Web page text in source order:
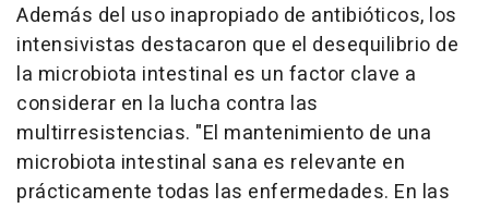
Además del uso inapropiado de antibióticos, los
intensivistas destacaron que el desequilibrio de
la microbiota intestinal es un factor clave a
considerar en la lucha contra las
multirresistencias. "El mantenimiento de una
microbiota intestinal sana es relevante en
prácticamente todas las enfermedades. En las